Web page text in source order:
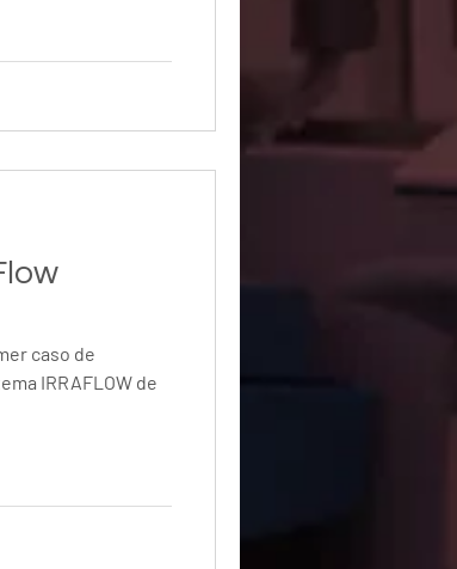
caso de
IRRAFLOW de